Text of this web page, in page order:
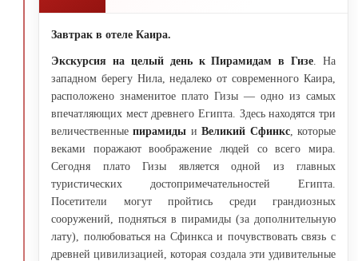
Завтрак в отеле Каира.
Экскурсия на целый день к Пирамидам в Гизе . На
западном берегу Нила, недалеко от современного Каира,
расположено знаменитое плато Гизы — одно из самых
впечатляющих мест древнего Египта. Здесь находятся три
величественныепирамиды иВеликий Сфинкс, которые
веками поражают воображение людей со всего мира.
Сегодня плато Гизы является одной из главных
туристических достопримечательностей Египта.
Посетители могут пройтись среди грандиозных
сооружений, подняться в пирамиды (за дополнительную
лату), полюбоваться на Сфинкса и почувствовать связь с
древней цивилизацией, которая создала эти удивительные